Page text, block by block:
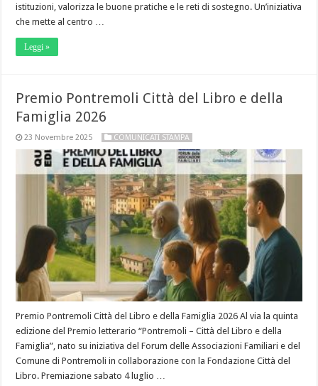
istituzioni, valorizza le buone pratiche e le reti di sostegno. Un’iniziativa
che mette al centro …
Leggi »
Premio Pontremoli Città del Libro e della
Famiglia 2026
23 Novembre 2025 COMUNICATI STAMPA
Premio Pontremoli Città del Libro e della Famiglia 2026 Al via la quinta
edizione del Premio letterario “Pontremoli – Città del Libro e della
Famiglia”, nato su iniziativa del Forum delle Associazioni Familiari e del
Comune di Pontremoli in collaborazione con la Fondazione Città del
Libro. Premiazione sabato 4 luglio …